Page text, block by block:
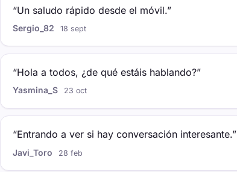
“Un saludo rápido desde el móvil.”
Sergio_82 18 sept
“Hola a todos, ¿de qué estáis hablando?”
Yasmina_S 23 oct
“Entrando a ver si hay conversación interesante.”
Javi_Toro 28 feb